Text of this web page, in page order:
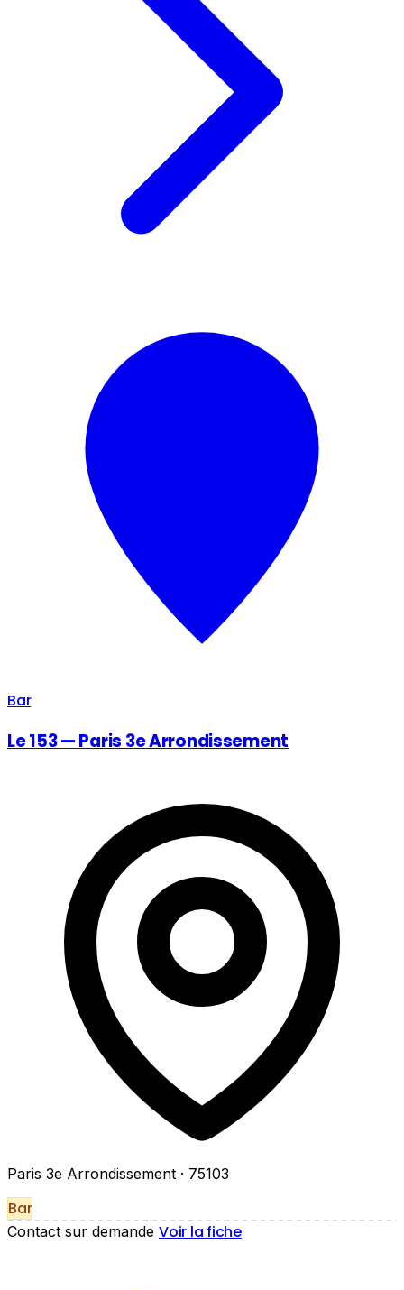
Bar
Le 153 — Paris 3e Arrondissement
Paris 3e Arrondissement · 75103
Bar
Contact sur demande Voir la fiche